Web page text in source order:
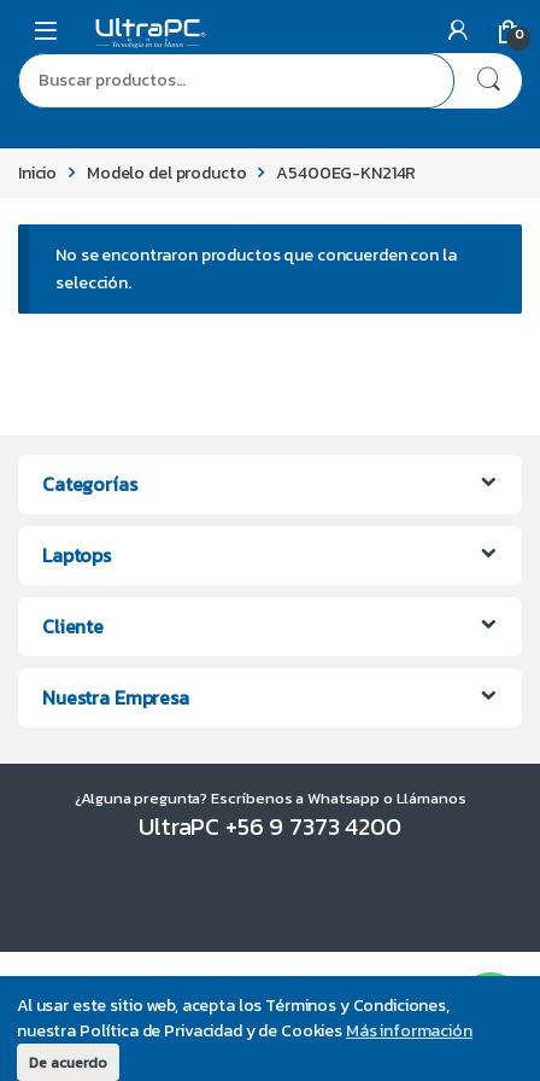
Al usar este sitio web, acepta los Términos y Condiciones,
nuestra Política de Privacidad y de CookiesMás información
De acuerdo
0
Inicio Modelo del producto A5400EG-KN214R
No se encontraron productos que concuerden con la
selección.
Categorías
Laptops
Cliente
Nuestra Empresa
¿Alguna pregunta? Escríbenos a Whatsapp o Llámanos
UltraPC +56 9 7373 4200